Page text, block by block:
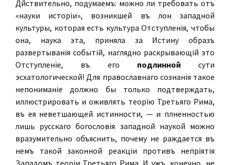
Дѣйствительно, подумаемъ: можно ли требовать отъ
«науки исторіи», возникшей въ лонѣ западной
культуры, которая есть культура Отступленія, чтобы
она, наука эта, приняла за Истину образъ
развертыванія событій, наглядно раскрывающій это
Отступленіе, въ его подлиннойсути
эсхатологической! Для православнаго сознанія такое
непониманіе должно бы только подтверждать,
иллюстрировать и оживлять теорію Третьяго Рима,
въ ея неветшающей истинности, — и плѣненностью
лишь русскаго богословія западной наукой можно
вразумительно объяснить, почему не раждается въ
немъ такой законной реакціи противъ непріятія
Западомъ теоріи Третьяго Рима. И ужъ, конечно, не